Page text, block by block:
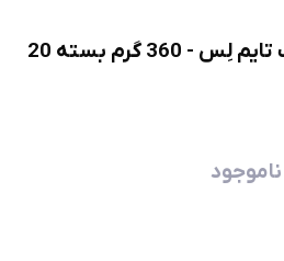
چای لاته نعنا هربی تِک تایم لِس - 360 گرم بسته 20
ناموجود